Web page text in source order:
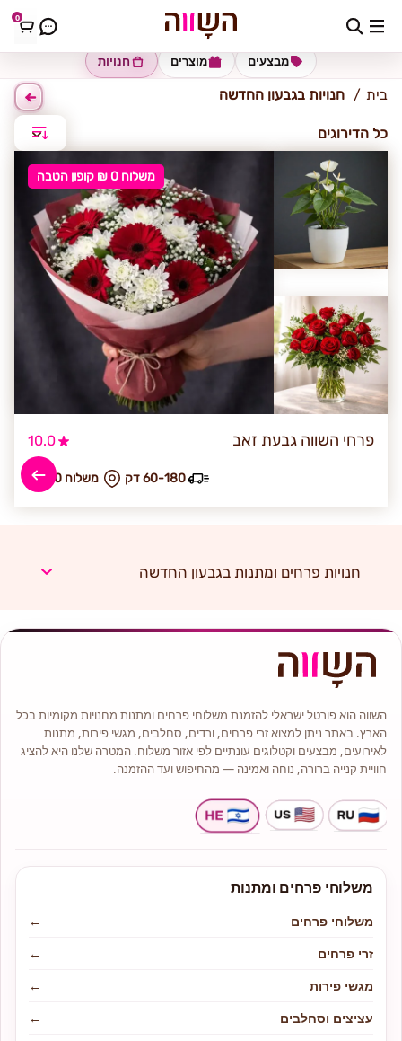
0 גבעון החדשה
חנויות מוצרים מבצעים
בית חנויות בגבעון החדשה
כל הדירוגים
משלוח 0 ₪ קופון הטבה
פרחי השווה גבעת זאב 10.0
₪ משלוח 40 60-180 דק
חנויות פרחים ומתנות בגבעון החדשה
השווה הוא פורטל ישראלי להזמנת משלוחי פרחים ומתנות מחנויות מקומיות בכל
הארץ. באתר ניתן למצוא זרי פרחים, ורדים, סחלבים, מגשי פירות, מתנות
לאירועים, מבצעים וקטלוגים עונתיים לפי אזור משלוח. המטרה שלנו היא להציג
חוויית קנייה ברורה, נוחה ואמינה — מהחיפוש ועד ההזמנה.
משלוחי פרחים ומתנות
משלוחי פרחים
←
זרי פרחים
←
מגשי פירות
←
עציצים וסחלבים
←